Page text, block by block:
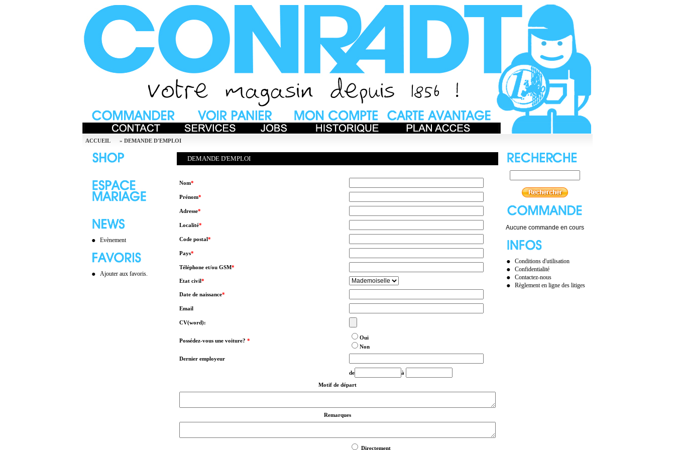
ACCUEIL » DEMANDE D'EMPLOI
Evènement
Ajouter aux favoris.
DEMANDE D'EMPLOI
Nom*
Prénom*
Adresse*
Localité*
Code postal*
Pays*
Téléphone et/ou GSM*
Etat civil*
Date de naissance*
Email
CV(word):
Possédez-vous une voiture? *
Oui
Non
Dernier employeur
de
à
Motif de départ
Remarques
Directement
Aucune commande en cours
Conditions d'utilisation
Confidentialité
Contactez-nous
Règlement en ligne des litiges